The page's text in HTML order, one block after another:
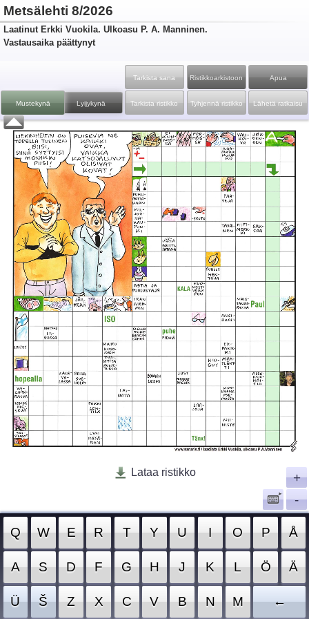
Metsälehti 8/2026
Laatinut Erkki Vuokila. Ulkoasu P. A. Manninen.
Vastausaika päättynyt
Mustekynä Lyijykynä
Tarkista sana
Tarkista ristikko
Ristikko­arkistoon
Tyhjennä ristikko
Apua
Lähetä ratkaisu
Lataa ristikko
Q W E R T Y U I O P Å
A S D F G H J K L Ö Ä
Ü Š Z X C V B N M ←
+
-